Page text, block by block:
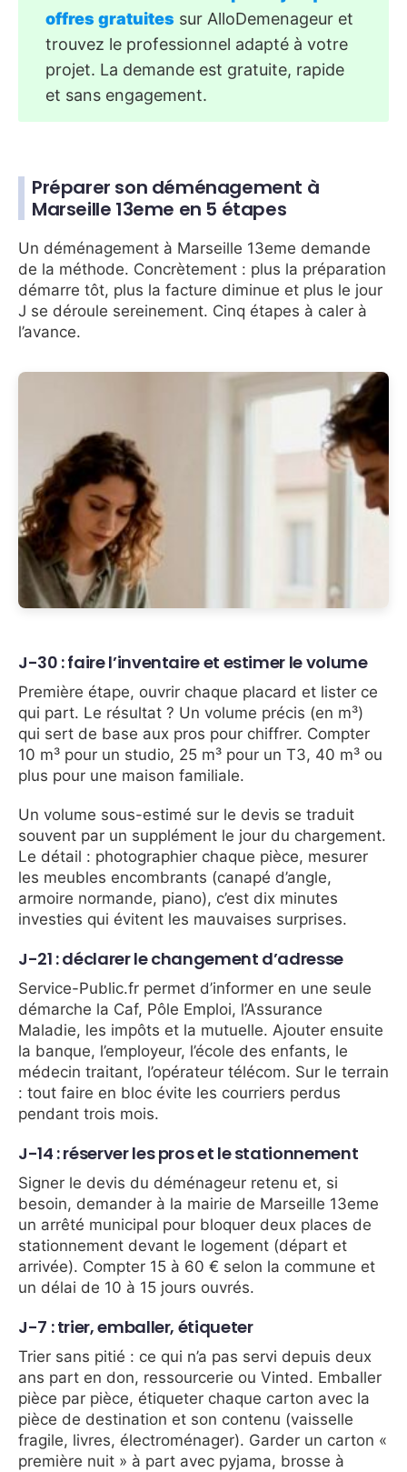
offres gratuites sur AlloDemenageur et
trouvez le professionnel adapté à votre
projet. La demande est gratuite, rapide
et sans engagement.
Préparer son déménagement à
Marseille 13eme en 5 étapes
Un déménagement à Marseille 13eme demande
de la méthode. Concrètement : plus la préparation
démarre tôt, plus la facture diminue et plus le jour
J se déroule sereinement. Cinq étapes à caler à
l’avance.
J-30 : faire l’inventaire et estimer le volume
Première étape, ouvrir chaque placard et lister ce
qui part. Le résultat ? Un volume précis (en m³)
qui sert de base aux pros pour chiffrer. Compter
10 m³ pour un studio, 25 m³ pour un T3, 40 m³ ou
plus pour une maison familiale.
Un volume sous-estimé sur le devis se traduit
souvent par un supplément le jour du chargement.
Le détail : photographier chaque pièce, mesurer
les meubles encombrants (canapé d’angle,
armoire normande, piano), c’est dix minutes
investies qui évitent les mauvaises surprises.
J-21 : déclarer le changement d’adresse
Service-Public.fr permet d’informer en une seule
démarche la Caf, Pôle Emploi, l’Assurance
Maladie, les impôts et la mutuelle. Ajouter ensuite
la banque, l’employeur, l’école des enfants, le
médecin traitant, l’opérateur télécom. Sur le terrain
: tout faire en bloc évite les courriers perdus
pendant trois mois.
J-14 : réserver les pros et le stationnement
Signer le devis du déménageur retenu et, si
besoin, demander à la mairie de Marseille 13eme
un arrêté municipal pour bloquer deux places de
stationnement devant le logement (départ et
arrivée). Compter 15 à 60 € selon la commune et
un délai de 10 à 15 jours ouvrés.
J-7 : trier, emballer, étiqueter
Trier sans pitié : ce qui n’a pas servi depuis deux
ans part en don, ressourcerie ou Vinted. Emballer
pièce par pièce, étiqueter chaque carton avec la
pièce de destination et son contenu (vaisselle
fragile, livres, électroménager). Garder un carton «
première nuit » à part avec pyjama, brosse à